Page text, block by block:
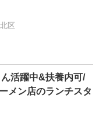
区
活躍中&扶養内可/
メン店のランチスタ